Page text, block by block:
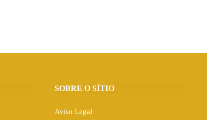
SOBRE O SÍTIO
Aviso Legal